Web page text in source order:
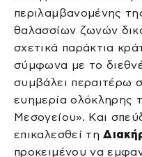
περιλαμβανομένης
θαλασσίων ζωνών
σχετικά παράκτια
σύμφωνα με το
συμβάλει περαιτέρω
ευημερία ολόκληρης
Μεσογείου». Και
επικαλεσθεί τη
προκειμένου να